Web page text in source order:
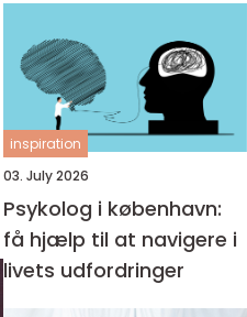
inspiration
03. July 2026
Psykolog i københavn:
få hjælp til at navigere i
livets udfordringer